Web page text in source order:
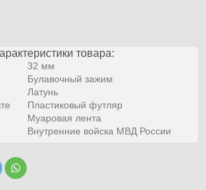
товара:
32 мм
Булавочный зажим
Латунь
Пластиковый футляр
Муаровая лента
Внутренние войска МВД России